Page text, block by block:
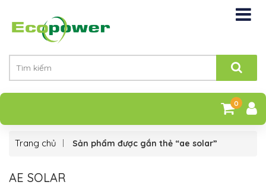
0
Trang chủ Sản phẩm được gắn thẻ “ae solar”
AE SOLAR